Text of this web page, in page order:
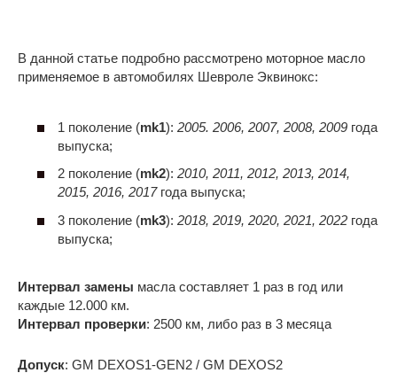
В данной статье подробно рассмотрено моторное масло
применяемое в автомобилях Шевроле Эквинокс:
1 поколение (mk1): 2005. 2006, 2007, 2008, 2009 года
выпуска;
2 поколение (mk2): 2010, 2011, 2012, 2013, 2014,
2015, 2016, 2017года выпуска;
3 поколение (mk3): 2018, 2019, 2020, 2021, 2022 года
выпуска;
Интервал замены масла составляет 1 раз в год или
каждые 12.000 км.
Интервал проверки: 2500 км, либо раз в 3 месяца
Допуск: GM DEXOS1-GEN2 / GM DEXOS2